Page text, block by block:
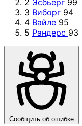
2 Эсбьерг 99
3 Виборг 94
4 Вайле 95
5 Рандерс 93
Сообщить об ошибке